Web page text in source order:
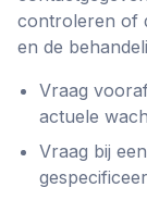
controleren of
en de
Vraag
actuele
Vraag bij